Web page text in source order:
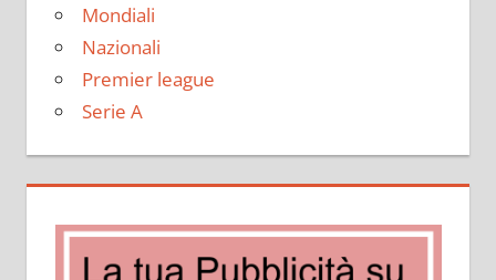
Mondiali
Nazionali
Premier league
Serie A